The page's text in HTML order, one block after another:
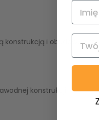
konstrukcją i obudową z
konstrukcji